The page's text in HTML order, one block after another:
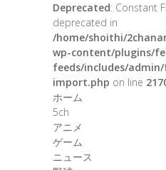
Deprecated: Constant
deprecated in
/home/shoithi/
wp-content/plugins/
feeds/includes/
import.php on line
ホーム
5ch
アニメ
ゲーム
ニュース